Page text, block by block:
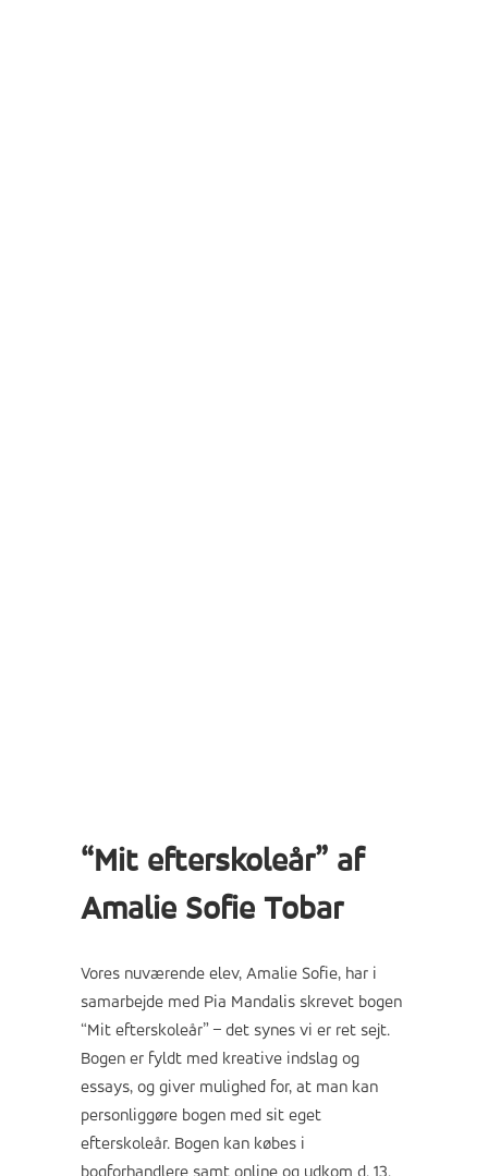
“Mit efterskoleår” af
Amalie Sofie Tobar
Vores nuværende elev, Amalie Sofie, har i
samarbejde med Pia Mandalis skrevet bogen
“Mit efterskoleår” – det synes vi er ret sejt.
Bogen er fyldt med kreative indslag og
essays, og giver mulighed for, at man kan
personliggøre bogen med sit eget
efterskoleår. Bogen kan købes i